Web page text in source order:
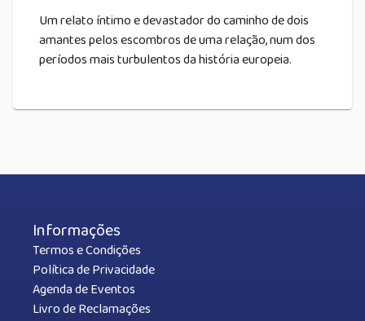
Um relato íntimo e devastador do caminho de dois
amantes pelos escombros de uma relação, num dos
períodos mais turbulentos da história europeia.
Informações
Termos e Condições
Política de Privacidade
Agenda de Eventos
Livro de Reclamações